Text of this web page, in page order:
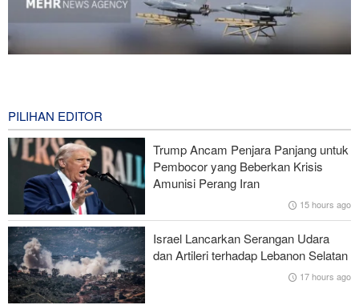
Brigjen Akrami Nia: Artesh dalam Kondisi Siaga Penuh
Foreign Policy: Riyadh Terjepit di Antara Iran dan Ansarullah,
Kebijakan Ini Gagal
Brigjen Ebnolreza: Teknologi Iran Lebih Unggul daripada Sistem
Impor Mana Pun di Kawasan
Mengapa AS Nyaris Kehabisan Senjata dalam perang melawan
Iran?
PILIHAN EDITOR
Trump Ancam Penjara Panjang untuk
Pembocor yang Beberkan Krisis
Amunisi Perang Iran
15 hours ago
Israel Lancarkan Serangan Udara
dan Artileri terhadap Lebanon Selatan
17 hours ago